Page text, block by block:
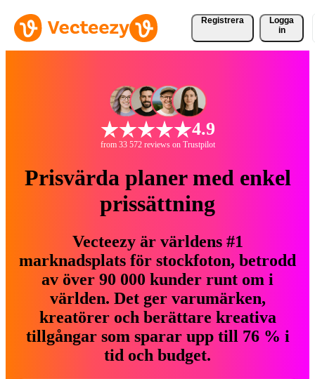
Registrera
Logga
in
4.9
from 33 572 reviews on Trustpilot
Prisvärda planer med enkel
prissättning
Vecteezy är världens #1
marknadsplats för stockfoton, betrodd
av över 90 000 kunder runt om i
världen. Det ger varumärken,
kreatörer och berättare kreativa
tillgångar som sparar upp till 76 % i
tid och budget.